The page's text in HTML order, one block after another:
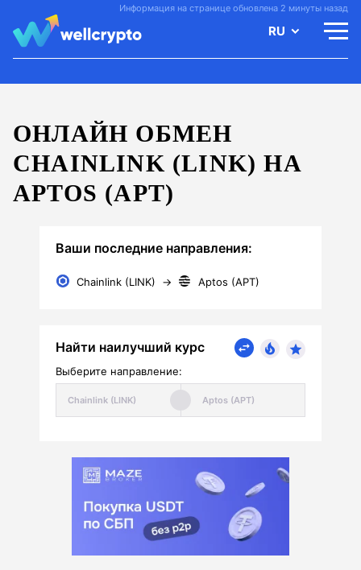
Информация на странице обновлена 2 минуты назад
RU
ОНЛАЙН ОБМЕН
CHAINLINK (LINK) НА
APTOS (APT)
Ваши последние направления:
Chainlink (LINK) → Aptos (APT)
Найти наилучший курс
Выберите направление: